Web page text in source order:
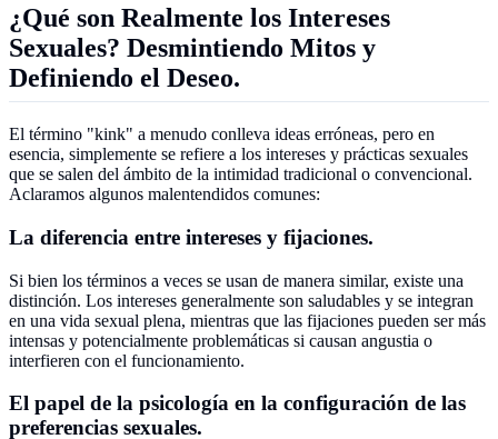
¿Qué son Realmente los Intereses
Sexuales? Desmintiendo Mitos y
Definiendo el Deseo.
El término "kink" a menudo conlleva ideas erróneas, pero en
esencia, simplemente se refiere a los intereses y prácticas sexuales
que se salen del ámbito de la intimidad tradicional o convencional.
Aclaramos algunos malentendidos comunes:
La diferencia entre intereses y fijaciones.
Si bien los términos a veces se usan de manera similar, existe una
distinción. Los intereses generalmente son saludables y se integran
en una vida sexual plena, mientras que las fijaciones pueden ser más
intensas y potencialmente problemáticas si causan angustia o
interfieren con el funcionamiento.
El papel de la psicología en la configuración de las
preferencias sexuales.